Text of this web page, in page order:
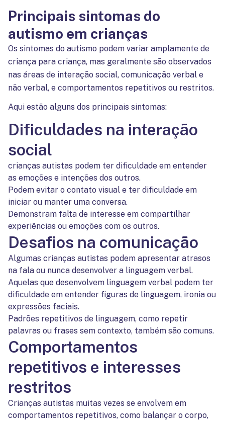
Principais sintomas do
autismo em crianças
Os sintomas do autismo podem variar amplamente de
criança para criança, mas geralmente são observados
nas áreas de interação social, comunicação verbal e
não verbal, e comportamentos repetitivos ou restritos.
Aqui estão alguns dos principais sintomas:
Dificuldades na interação
social
crianças autistas podem ter dificuldade em entender
as emoções e intenções dos outros.
Podem evitar o contato visual e ter dificuldade em
iniciar ou manter uma conversa.
Demonstram falta de interesse em compartilhar
experiências ou emoções com os outros.
Desafios na comunicação
Algumas crianças autistas podem apresentar atrasos
na fala ou nunca desenvolver a linguagem verbal.
Aquelas que desenvolvem linguagem verbal podem ter
dificuldade em entender figuras de linguagem, ironia ou
expressões faciais.
Padrões repetitivos de linguagem, como repetir
palavras ou frases sem contexto, também são comuns.
Comportamentos
repetitivos e interesses
restritos
Crianças autistas muitas vezes se envolvem em
comportamentos repetitivos, como balançar o corpo,